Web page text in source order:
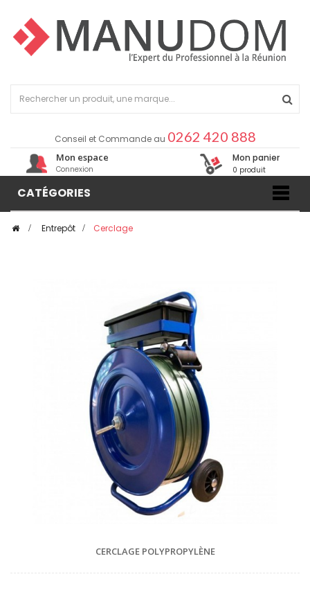
Conseil et Commande au 0262 420 888
Mon espace
Connexion
Mon panier
0 produit
CATÉGORIES
> Entrepôt > Cerclage
CERCLAGE POLYPROPYLÈNE